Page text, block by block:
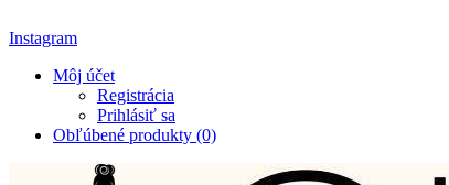
Instagram
Môj účet
Registrácia
Prihlásiť sa
Obľúbené produkty (0)